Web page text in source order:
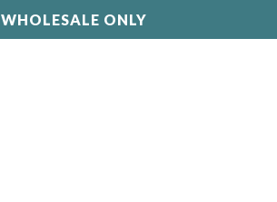
WHOLESALE ONLY